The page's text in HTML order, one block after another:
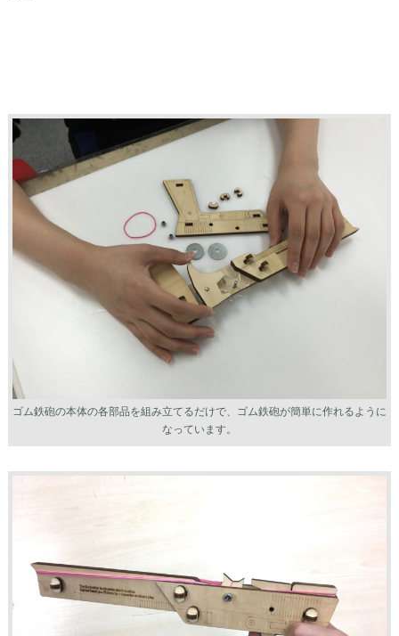
ゴム鉄砲の本体の各部品を組み立てるだけで、ゴム鉄砲が簡単に作れるように
なっています。